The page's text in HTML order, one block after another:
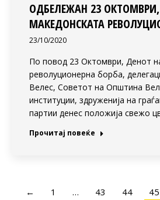
ОДБЕЛЕЖАН 23
МАКЕДОНСКАТА
23/10/2020
По повод 23 Октомври, Денот
револуционерна борба,
Велес, Советот на Општина
институции, здруженија на
партии денес положија свежо
Прочитај повеќе
← 1 … 43 44 45